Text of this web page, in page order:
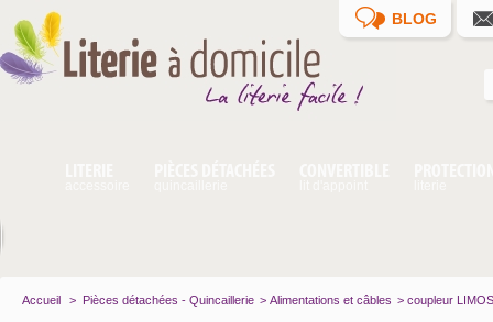
BLOG
Accueil > Pièces détachées - Quincaillerie > Alimentations et câbles > coupleur